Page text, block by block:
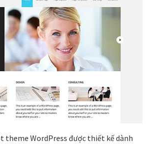
theme WordPress được thiết kế dành